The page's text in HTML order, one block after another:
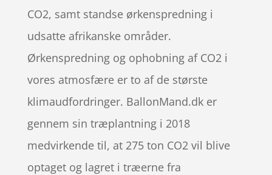
CO2, samt standse ørkenspredning i
udsatte afrikanske områder.
Ørkenspredning og ophobning af CO2 i
vores atmosfære er to af de største
klimaudfordringer. BallonMand.dk er
gennem sin træplantning i 2018
medvirkende til, at 275 ton CO2 vil blive
optaget og lagret i træerne fra